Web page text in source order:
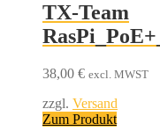
TX-Team
38,00 € excl. MWST
zzgl. Versand
Zum Produkt